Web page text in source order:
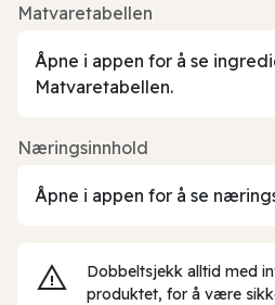
Matvaretabellen
Åpne i appen for å se
Matvaretabellen.
Næringsinnhold
Åpne i appen for å se
Dobbeltsjekk alltid med
produktet, for å være